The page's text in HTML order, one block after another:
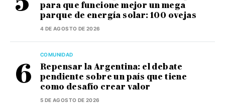
para que funcione mejor un mega
parque de energía solar: 100 ovejas
4 DE AGOSTO DE 2026
COMUNIDAD
Repensar la Argentina: el debate
pendiente sobre un país que tiene
como desafío crear valor
5 DE AGOSTO DE 2026